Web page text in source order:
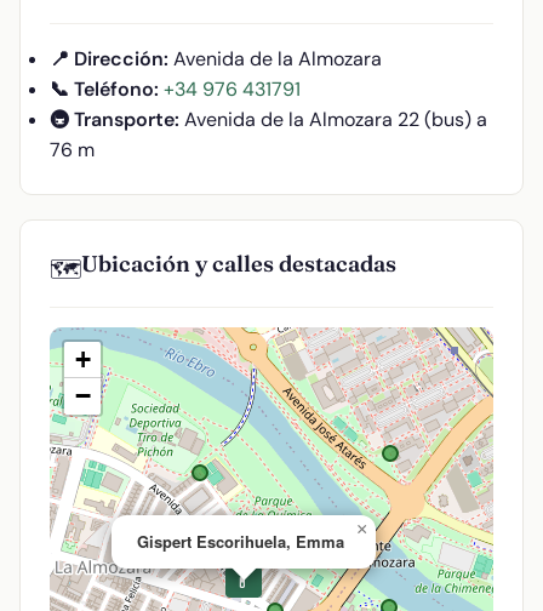
📍 Dirección: Avenida de la Almozara
📞 Teléfono: +34 976 431791
🚇 Transporte: Avenida de la Almozara 22 (bus) a
76 m
🗺️Ubicación y calles destacadas
💊
Gispert Escorihuela, Emma
×
+
−